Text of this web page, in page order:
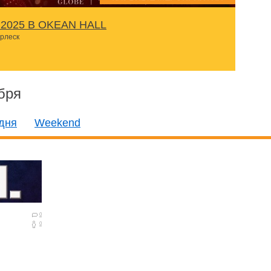
В OKEАN HALL
Weekend
0
0